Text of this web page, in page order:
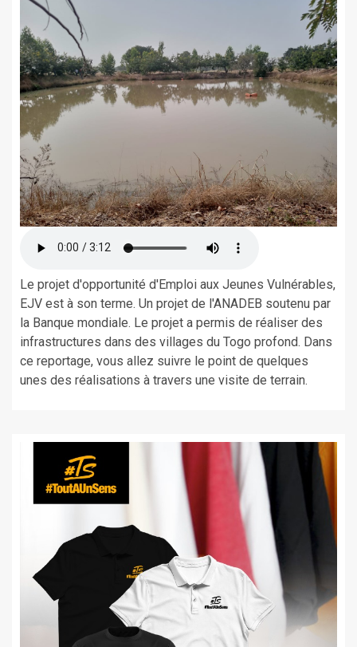
Le projet d'opportunité d'Emploi aux Jeunes Vulnérables,
EJV est à son terme. Un projet de l'ANADEB soutenu par
la Banque mondiale. Le projet a permis de réaliser des
infrastructures dans des villages du Togo profond. Dans
ce reportage, vous allez suivre le point de quelques
unes des réalisations à travers une visite de terrain.